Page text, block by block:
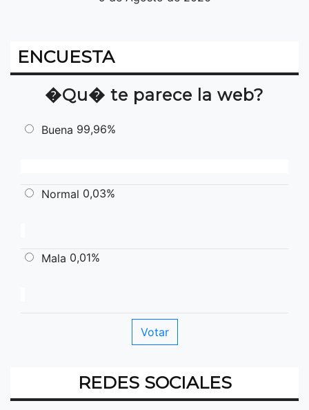
ENCUESTA
�Qu� te parece la web?
Buena 99,96%
Normal 0,03%
Mala 0,01%
REDES SOCIALES